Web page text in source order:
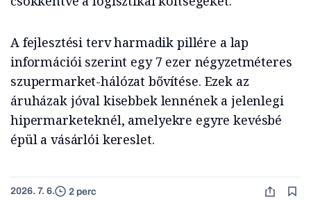
A fejlesztési terv harmadik pillére a lap
információi szerint egy 7 ezer négyzetméteres
szupermarket-hálózat bővítése. Ezek az
áruházak jóval kisebbek lennének a jelenlegi
hipermarketeknél, amelyekre egyre kevésbé
épül a vásárlói kereslet.
2026. 7. 6. 2 perc